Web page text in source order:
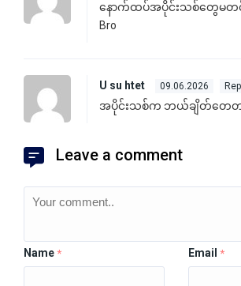
နောက်ထပ်အပိုင်းသစ်တွေမတ
Bro
U su htet 09.06.2026
အပိုင်းသစ်က ဘယ်ချိတ်တေ
Leave a comment
Name * Email *